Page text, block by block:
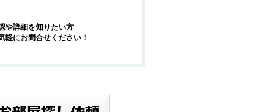
や詳細を知りたい方
軽にお問合せください！